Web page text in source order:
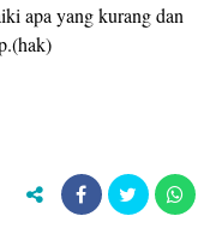
apa yang kurang dan